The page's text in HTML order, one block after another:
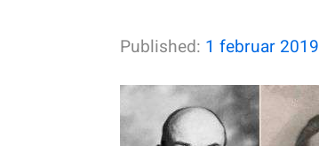
Published: 1 februar 2019